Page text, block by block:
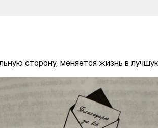
сторону, меняется жизнь в